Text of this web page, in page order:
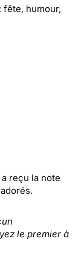
fête, humour,
a reçu la note
le premier à